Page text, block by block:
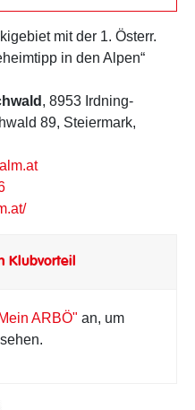
mit der 1. Österr.
in den Alpen“
, 8953 Irdning-
89, Steiermark,
Klubvorteil
ARBÖ" an, um